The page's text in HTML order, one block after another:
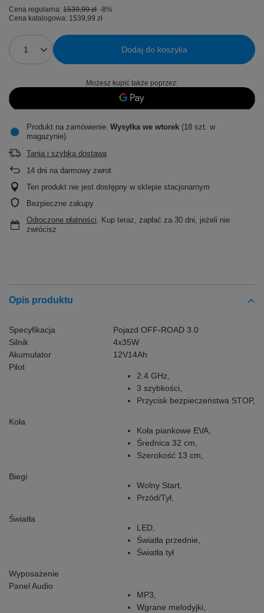
Cena regularna: 1539,99 zł -8%
Cena katalogowa: 1539,99 zł
Dodaj do koszyka
Możesz kupić także poprzez:
Produkt na zamówienie Wysyłka we wtorek (18 szt. w
magazynie)
Tania i szybka dostawa
14 dni na darmowy zwrot
Ten produkt nie jest dostępny w sklepie stacjonarnym
Bezpieczne zakupy
Odroczone płatności. Kup teraz, zapłać za 30 dni, jeżeli nie
zwrócisz
Opis produktu
Specyfikacja
Pojazd OFF-ROAD 3.0
Silnik
4x35W
Akumulator
12V14Ah
Pilot
2.4 GHz,
3 szybkości,
Przycisk bezpieczeństwa STOP,
Koła
Koła piankowe EVA,
Średnica 32 cm,
Szerokość 13 cm,
Biegi
Wolny Start,
Przód/Tył,
Światła
LED,
Światła przednie,
Światła tył
Wyposażenie
Panel Audio
MP3,
Wgrane melodyjki,